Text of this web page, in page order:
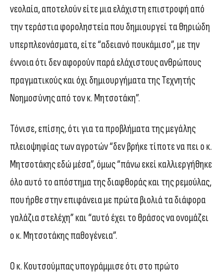
νεολαία, αποτελούν είτε μια ελάχιστη επιστροφή από
την τεράστια φοροληστεία που δημιουργεί τα θηριώδη
υπερπλεονάσματα, είτε “αδειανό πουκάμισο”, με την
έννοια ότι δεν αφορούν παρά ελάχιστους ανθρώπους
πραγματικούς και όχι δημιουργήματα της Τεχνητής
Νοημοσύνης από τον κ. Μητσοτάκη”.
Τόνισε, επίσης, ότι για τα προβλήματα της μεγάλης
πλειοψηφίας των αγροτών “δεν βρήκε τίποτε να πει ο κ.
Μητσοτάκης εδώ μέσα”, όμως “πάνω εκεί καλλιεργήθηκε
όλο αυτό το απόστημα της διαφθοράς και της ρεμούλας,
που ήρθε στην επιφάνεια με πρώτα βιολιά τα διάφορα
γαλάζια στελέχη” και “αυτό έχει το θράσος να ονομάζει
ο κ. Μητσοτάκης παθογένεια”.
Ο κ. Κουτσούμπας υπογράμμισε ότι στο πρώτο